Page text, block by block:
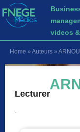
videos
Home » Auteurs »
Lecturer